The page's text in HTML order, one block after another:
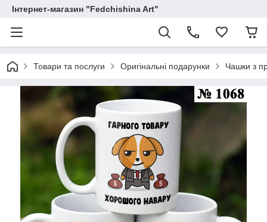
Інтернет-магазин "Fedchishina Art"
Товари та послуги Оригінальні подарунки Чашки з